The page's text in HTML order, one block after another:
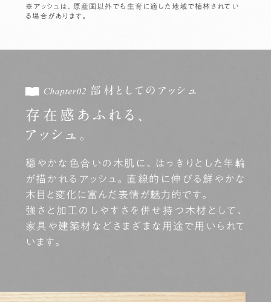
※アッシュは、原産国以外でも生育に適した地域で植林されてい
る場合があります。
部材としてのアッシュ
存在感あふれる、
アッシュ。
穏やかな色合いの木肌に、はっきりとした年輪
が描かれるアッシュ。 直線的に伸びる鮮やかな
木目と変化に富んだ表情が魅力的です。
強さと加工のしやすさを併せ持つ木材として、
家具や建築材などさまざまな用途で用いられて
います。